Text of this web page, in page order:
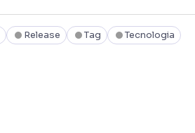
Release Tag Tecnologia